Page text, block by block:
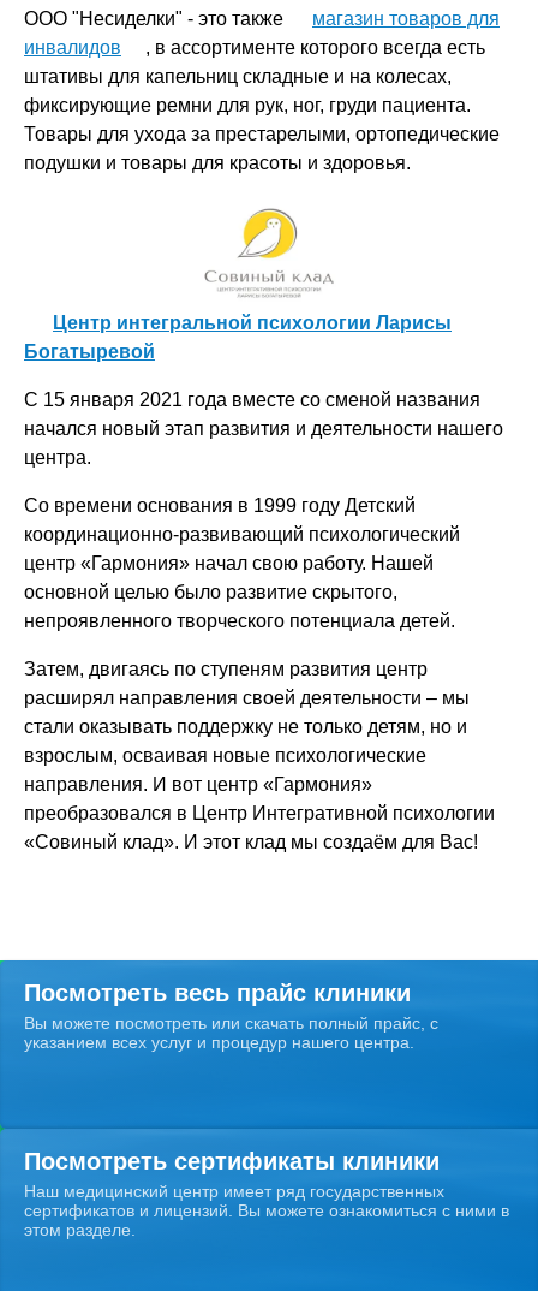
ООО "Несиделки" - это также
магазин товаров для
инвалидов
, в ассортименте которого всегда есть
штативы для капельниц складные и на колесах,
фиксирующие ремни для рук, ног, груди пациента.
Товары для ухода за престарелыми, ортопедические
подушки и товары для красоты и здоровья.
Центр интегральной психологии Ларисы
Богатыревой
С 15 января 2021 года вместе со сменой названия
начался новый этап развития и деятельности нашего
центра.
Со времени основания в 1999 году Детский
координационно-развивающий психологический
центр «Гармония» начал свою работу. Нашей
основной целью было развитие скрытого,
непроявленного творческого потенциала детей.
Затем, двигаясь по ступеням развития центр
расширял направления своей деятельности – мы
стали оказывать поддержку не только детям, но и
взрослым, осваивая новые психологические
направления. И вот центр «Гармония»
преобразовался в Центр Интегративной психологии
«Совиный клад». И этот клад мы создаём для Вас!
Посмотреть весь прайс клиники
Вы можете посмотреть или скачать полный прайс, с
указанием всех услуг и процедур нашего центра.
Посмотреть сертификаты клиники
Наш медицинский центр имеет ряд государственных
сертификатов и лицензий. Вы можете ознакомиться с ними в
этом разделе.